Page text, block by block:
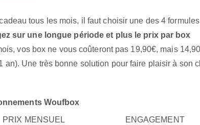
tous les mois, il faut choisir une des 4 formules
sur une longue période et plus le prix par box
vos box ne vous coûteront pas 19,90€, mais
an). Une très bonne solution pour faire plaisir à son
Woufbox
PRIX MENSUEL ENGAGEMENT